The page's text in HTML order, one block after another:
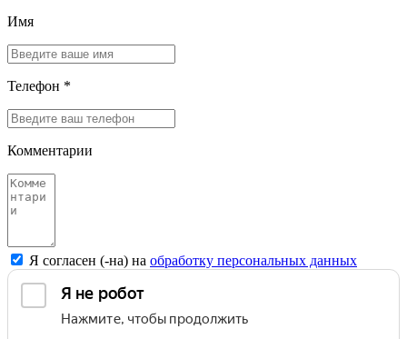
Имя
Телефон *
Комментарии
Я согласен (-на) на обработку персональных данных